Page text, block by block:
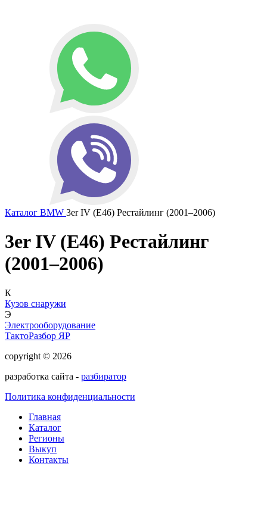
Каталог BMW 3er IV (E46) Рестайлинг (2001–2006)
3er IV (E46) Рестайлинг
(2001–2006)
К
Кузов снаружи
Э
Электрооборудование
ТактоРазбор ЯР
copyright © 2026
разработка сайта - разбиратор
Политика конфиденциальности
Главная
Каталог
Регионы
Выкуп
Контакты